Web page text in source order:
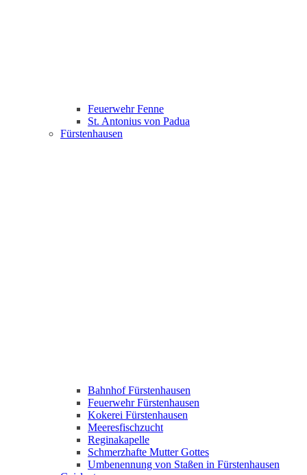
Feuerwehr Fenne
St. Antonius von Padua
Fürstenhausen
Bahnhof Fürstenhausen
Feuerwehr Fürstenhausen
Kokerei Fürstenhausen
Meeresfischzucht
Reginakapelle
Schmerzhafte Mutter Gottes
Umbenennung von Staßen in Fürstenhausen